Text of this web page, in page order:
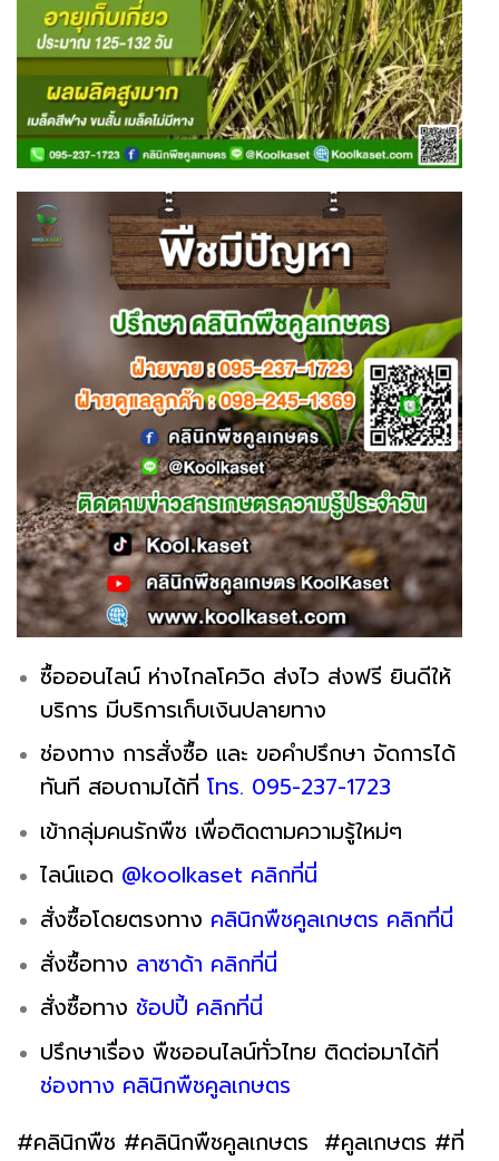
ซื้อออนไลน์ ห่างไกลโควิด ส่งไว ส่งฟรี ยินดีให้
บริการ มีบริการเก็บเงินปลายทาง
ช่องทาง การสั่งซื้อ และ ขอคำปรึกษา จัดการได้
ทันที สอบถามได้ที่ โทร. 095-237-1723
เข้ากลุ่มคนรักพืช เพื่อติดตามความรู้ใหม่ๆ
ไลน์แอด @koolkaset คลิกที่นี่
สั่งซื้อโดยตรงทาง คลินิกพืชคูลเกษตร คลิกที่นี่
สั่งซื้อทาง ลาซาด้า คลิกที่นี่
สั่งซื้อทาง ช้อปปี้ คลิกที่นี่
ปรึกษาเรื่อง พืชออนไลน์ทั่วไทย ติดต่อมาได้ที่
ช่องทาง คลินิกพืชคูลเกษตร
#คลินิกพืช #คลินิกพืชคูลเกษตร #คูลเกษตร #ที่